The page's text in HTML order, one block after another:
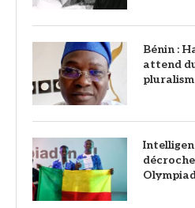
Bénin :
attend